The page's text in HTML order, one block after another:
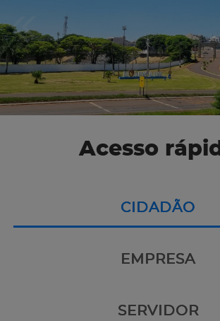
Acesso
CIDADÃO
EMPRESA
SERVIDOR